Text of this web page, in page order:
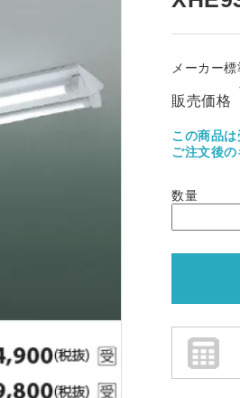
メーカー
販売価格
この商品は
ご注文後の
数量